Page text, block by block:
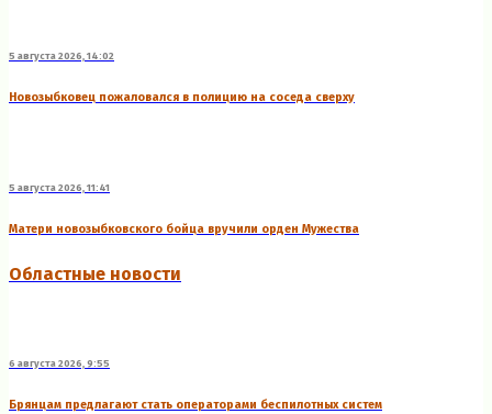
5 августа 2026, 14:02
Новозыбковец пожаловался в полицию на соседа сверху
5 августа 2026, 11:41
Матери новозыбковского бойца вручили орден Мужества
Областные новости
6 августа 2026, 9:55
Брянцам предлагают стать оперaторами бeспилотных систeм